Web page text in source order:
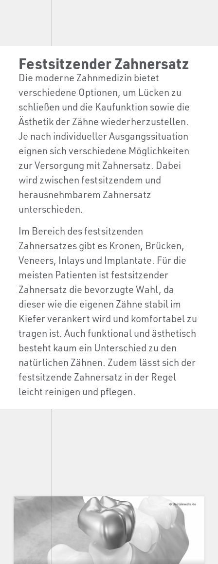
Festsitzender Zahnersatz
Die moderne Zahnmedizin bietet
verschiedene Optionen, um Lücken zu
schließen und die Kaufunktion sowie die
Ästhetik der Zähne wiederherzustellen.
Je nach individueller Ausgangssituation
eignen sich verschiedene Möglichkeiten
zur Versorgung mit Zahnersatz. Dabei
wird zwischen festsitzendem und
herausnehmbarem Zahnersatz
unterschieden.
Im Bereich des festsitzenden
Zahnersatzes gibt es Kronen, Brücken,
Veneers, Inlays und Implantate. Für die
meisten Patienten ist festsitzender
Zahnersatz die bevorzugte Wahl, da
dieser wie die eigenen Zähne stabil im
Kiefer verankert wird und komfortabel zu
tragen ist. Auch funktional und ästhetisch
besteht kaum ein Unterschied zu den
natürlichen Zähnen. Zudem lässt sich der
festsitzende Zahnersatz in der Regel
leicht reinigen und pflegen.